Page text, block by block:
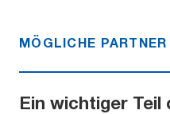
MÖGLICHE PARTNER
Ein wichtiger Teil